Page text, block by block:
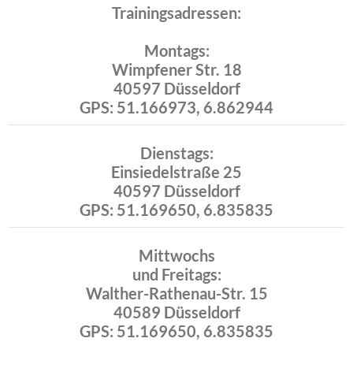
Trainingsadressen:
Montags:
Wimpfener Str. 18
40597 Düsseldorf
GPS: 51.166973, 6.862944
Dienstags:
Einsiedelstraße 25
40597 Düsseldorf
GPS: 51.169650, 6.835835
Mittwochs
und Freitags:
Walther-Rathenau-Str. 15
40589 Düsseldorf
GPS: 51.169650, 6.835835